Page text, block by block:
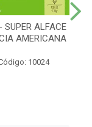
SUPER ALFACE
AMERICANA
10024